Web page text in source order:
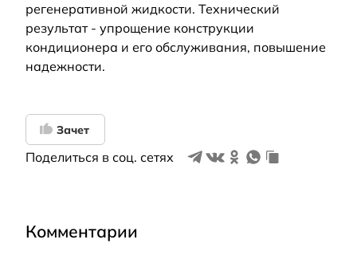
регенеративной жидкости. Технический
результат - упрощение конструкции
кондиционера и его обслуживания, повышение
надежности.
Зачет
Поделиться в соц. сетях
Комментарии